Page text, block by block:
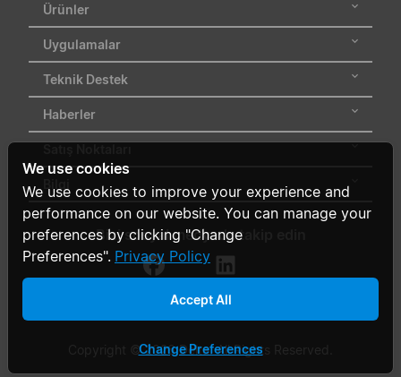
Ürünler
Uygulamalar
Teknik Destek
Haberler
Bizi sosyal medyada takip edin
Copyright © 2026 Delta. All Rights Reserved.
We use cookies
We use cookies to improve your experience and
performance on our website. You can manage your
preferences by clicking "Change
Preferences". Privacy Policy
Accept All
Change Preferences